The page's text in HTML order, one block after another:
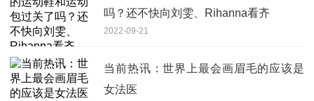
吗？还不快向刘雯、Rihanna看齐
2022-09-21
当前热讯：世界上最会画眉毛的应该是
女法医